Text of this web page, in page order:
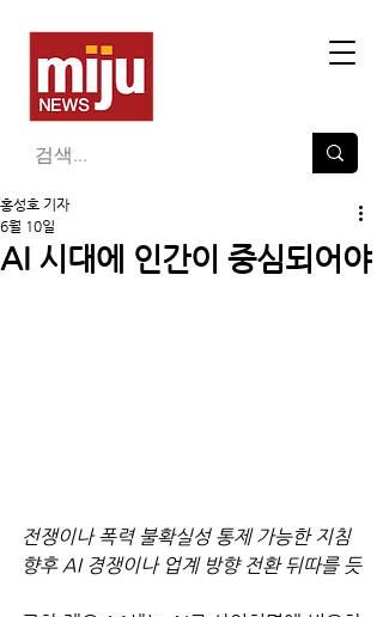
AI 시대에 인간이 중심되어야
홍성호 기자
6월 10일
전쟁이나 폭력 불확실성 통제 가능한 지침
향후 AI 경쟁이나 업계 방향 전환 뒤따를 듯